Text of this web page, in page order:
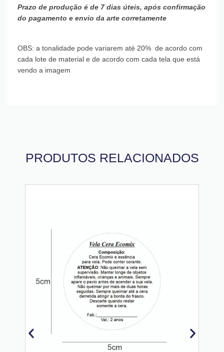
Prazo de produção é de 7 dias úteis, após confirmação
do pagamento e envio da arte corretamente
OBS: a tonalidade pode variarem até 20% de acordo com
cada lote de material e de acordo com cada tela que está
vendo a imagem
PRODUTOS RELACIONADOS